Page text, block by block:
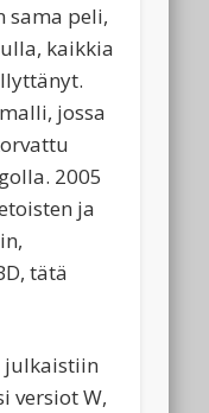
sama peli,
kaikkia
jossa
2005
ja
tätä
julkaistiin
versiot W,